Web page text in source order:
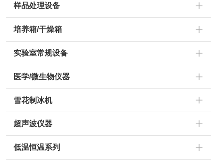
样品处理设备
培养箱/干燥箱
实验室常规设备
医学/微生物仪器
雪花制冰机
超声波仪器
低温恒温系列